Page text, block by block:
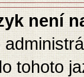
není
tohoto